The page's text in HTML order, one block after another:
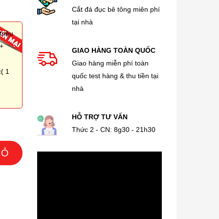
1
Cắt đá đục bê tông miên phí
tại nhà
GIAO HÀNG TOÀN QUỐC
Giao hàng miễn phí toàn
quốc test hàng & thu tiền tại
nhà
HỖ TRỢ TƯ VẤN
Thức 2 - CN: 8g30 - 21h30